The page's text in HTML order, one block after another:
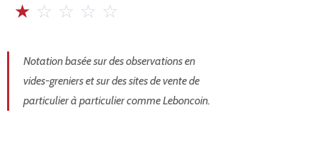
☆ ☆ ☆ ☆ ☆
Notation basée sur des observations en
vides-greniers et sur des sites de vente de
particulier à particulier comme Leboncoin.